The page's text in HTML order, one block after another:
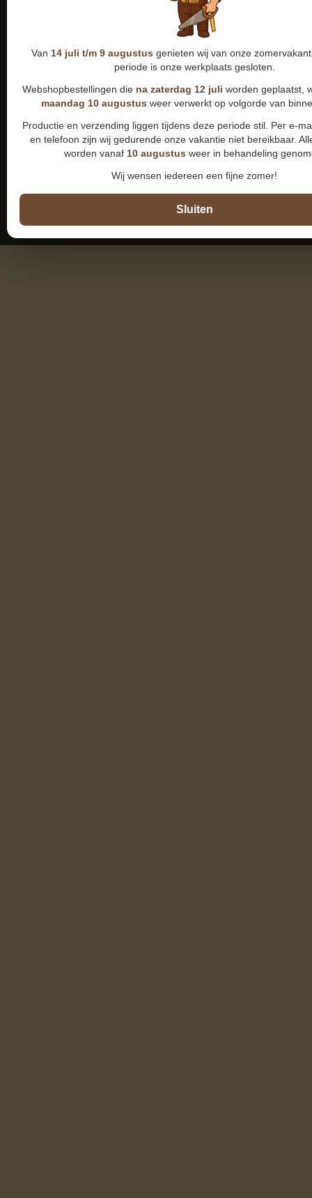
Van 14 juli t/m 9 augustus genieten wij van onze
periode is onze werkplaats gesloten.
Webshopbestellingen die na zaterdag 12 juli worden geplaatst,
maandag 10 augustus weer verwerkt op volgorde van
Productie en verzending liggen tijdens deze periode stil. Per e-
en telefoon zijn wij gedurende onze vakantie niet bereikbaar.
worden vanaf 10 augustus weer in behandeling
Wij wensen iedereen een fijne zomer!
Sluiten